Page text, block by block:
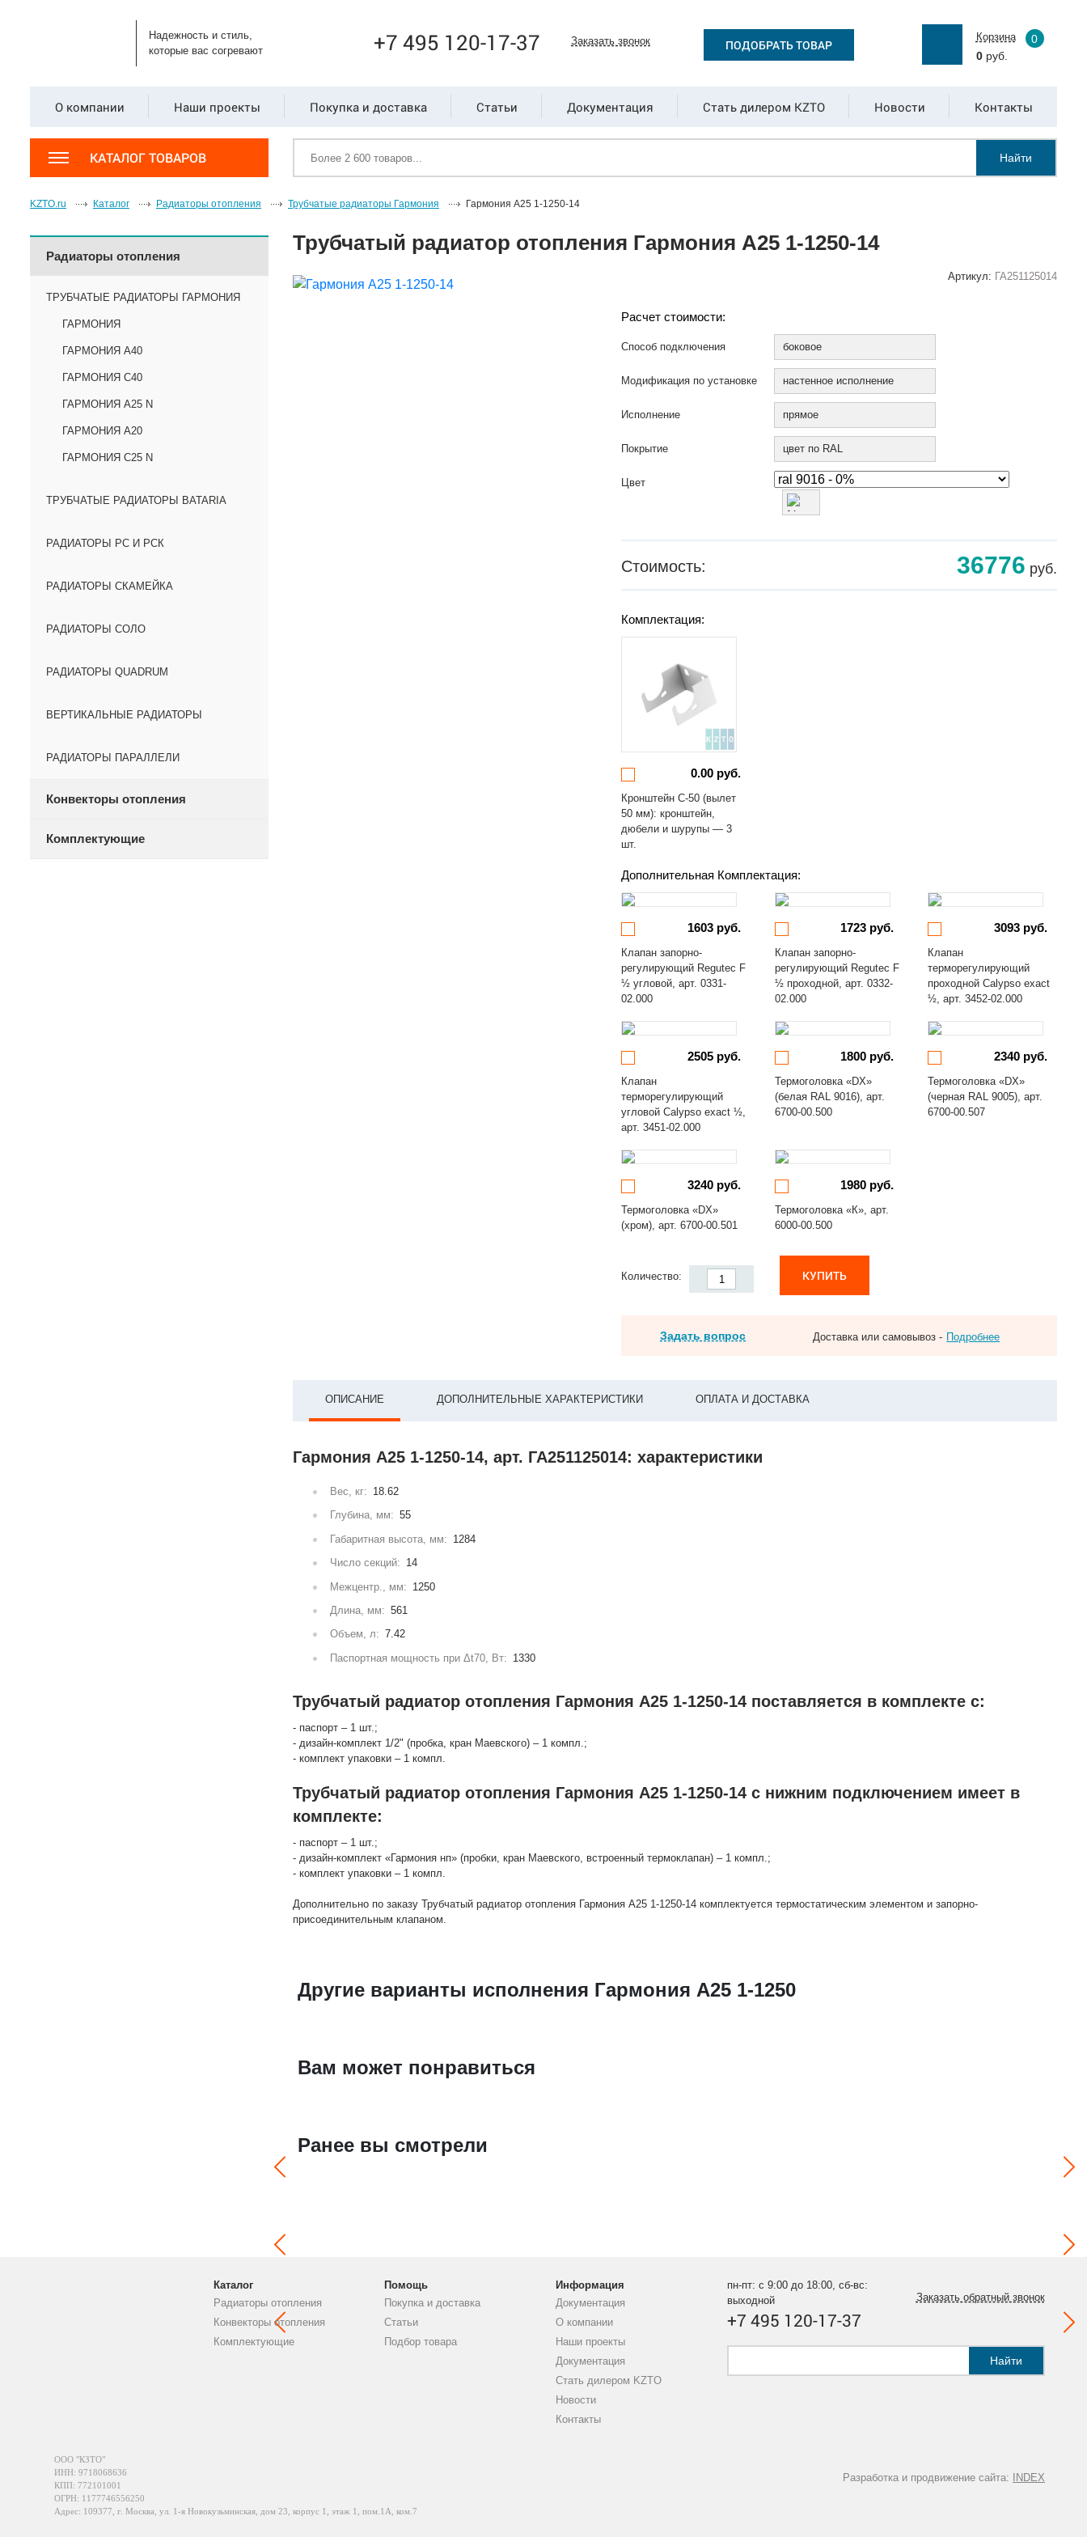
Надежность и стиль,
которые вас согревают
+7 495 120-17-37 Заказать звонок ПОДОБРАТЬ ТОВАР
Корзина
0
0руб.
О компании Наши проекты Покупка и доставка Статьи Документация Стать дилером KZTO Новости Контакты
КАТАЛОГ ТОВАРОВ Найти
KZTO.ru Каталог Радиаторы отопления Трубчатые радиаторы Гармония Гармония А25 1-1250-14
Радиаторы отопления
ТРУБЧАТЫЕ РАДИАТОРЫ ГАРМОНИЯ
ГАРМОНИЯ
ГАРМОНИЯ А40
ГАРМОНИЯ С40
ГАРМОНИЯ А25 N
ГАРМОНИЯ А20
ГАРМОНИЯ С25 N
ТРУБЧАТЫЕ РАДИАТОРЫ BATARIA
РАДИАТОРЫ РС И РСК
РАДИАТОРЫ СКАМЕЙКА
РАДИАТОРЫ СОЛО
РАДИАТОРЫ QUADRUM
ВЕРТИКАЛЬНЫЕ РАДИАТОРЫ
РАДИАТОРЫ ПАРАЛЛЕЛИ
Конвекторы отопления
Комплектующие
Трубчатый радиатор отопления Гармония А25 1-1250-14
Артикул: ГА251125014
Расчет стоимости:
Способ подключения боковое
Модификация по установке настенное исполнение
Исполнение прямое
Покрытие цвет по RAL
Цвет
Стоимость: 36776 руб.
Комплектация:
0.00 руб.
Кронштейн С-50 (вылет
50 мм): кронштейн,
дюбели и шурупы — 3
шт.
Дополнительная Комплектация:
1603 руб.
Клапан запорно-
регулирующий Regutec F
½ угловой, арт. 0331-
02.000
1723 руб.
Клапан запорно-
регулирующий Regutec F
½ проходной, арт. 0332-
02.000
3093 руб.
Клапан
терморегулирующий
проходной Calypso exact
½, арт. 3452-02.000
2505 руб.
Клапан
терморегулирующий
угловой Calypso exact ½,
арт. 3451-02.000
1800 руб.
Термоголовка «DX»
(белая RAL 9016), арт.
6700-00.500
2340 руб.
Термоголовка «DX»
(черная RAL 9005), арт.
6700-00.507
3240 руб.
Термоголовка «DX»
(хром), арт. 6700-00.501
1980 руб.
Термоголовка «К», арт.
6000-00.500
Количество: КУПИТЬ
Задать вопрос Доставка или самовывоз - Подробнее
ОПИСАНИЕ ДОПОЛНИТЕЛЬНЫЕ ХАРАКТЕРИСТИКИ ОПЛАТА И ДОСТАВКА
Гармония А25 1-1250-14, арт. ГА251125014: характеристики
Вес, кг: 18.62
Глубина, мм: 55
Габаритная высота, мм: 1284
Число секций: 14
Межцентр., мм: 1250
Длина, мм: 561
Объем, л: 7.42
Паспортная мощность при Δt70, Вт: 1330
Трубчатый радиатор отопления Гармония А25 1-1250-14 поставляется в комплекте с:
- паспорт – 1 шт.;
- дизайн-комплект 1/2" (пробка, кран Маевского) – 1 компл.;
- комплект упаковки – 1 компл.
Трубчатый радиатор отопления Гармония А25 1-1250-14 с нижним подключением имеет в
комплекте:
- паспорт – 1 шт.;
- дизайн-комплект «Гармония нп» (пробки, кран Маевского, встроенный термоклапан) – 1 компл.;
- комплект упаковки – 1 компл.
Дополнительно по заказу Трубчатый радиатор отопления Гармония А25 1-1250-14 комплектуется термостатическим элементом и запорно-
присоединительным клапаном.
Другие варианты исполнения Гармония А25 1-1250
Вам может понравиться
Ранее вы смотрели
Каталог
Радиаторы отопления
Конвекторы отопления
Комплектующие
Помощь
Покупка и доставка
Статьи
Подбор товара
Информация
Документация
О компании
Наши проекты
Документация
Стать дилером KZTO
Новости
Контакты
пн-пт: с 9:00 до 18:00, сб-вс:
выходной
+7 495 120-17-37
Заказать обратный звонок
Найти
Разработка и продвижение сайта: INDEX
ООО "КЗТО"
ИНН: 9718068636
КПП: 772101001
ОГРН: 1177746556250
Адрес: 109377, г. Москва, ул. 1-я Новокузьминская, дом 23, корпус 1, этаж 1, пом.1А, ком.7